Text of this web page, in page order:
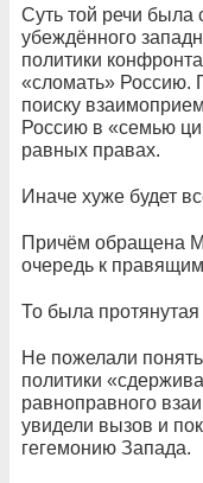
Суть той речи
убеждённого
политики
«сломать» Россию.
поиску
Россию в «семью
равных правах.
Иначе хуже будет
Причём обращена
очередь к
То была протянутая
Не пожелали
политики
равноправного
увидели вызов и
гегемонию Запада.